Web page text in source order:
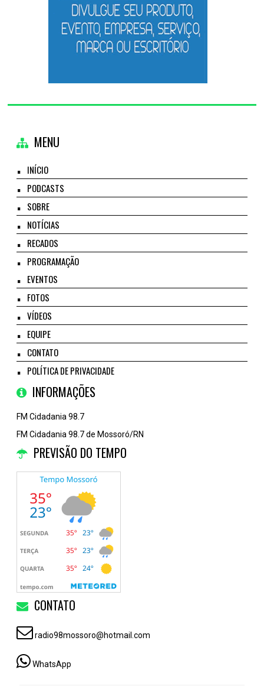
MENU
INÍCIO
PODCASTS
SOBRE
NOTÍCIAS
RECADOS
PROGRAMAÇÃO
EVENTOS
FOTOS
VÍDEOS
EQUIPE
CONTATO
POLÍTICA DE PRIVACIDADE
INFORMAÇÕES
FM Cidadania 98.7
FM Cidadania 98.7 de Mossoró/RN
PREVISÃO DO TEMPO
CONTATO
radio98mossoro@hotmail.com
WhatsApp